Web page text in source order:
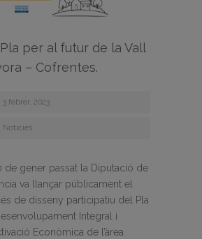
per al futur de la Vall
– Cofrentes.
3 febrer, 2023
Noticies
de gener passat la Diputació de
va llançar públicament el
de disseny participatiu del Pla
Integral i
Econòmica de l’àrea